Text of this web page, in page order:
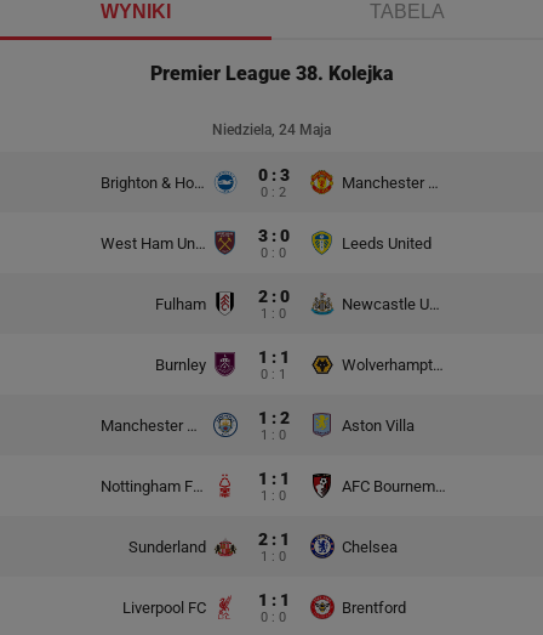
WYNIKI TABELA
Premier League 38. Kolejka
Niedziela, 24 Maja
Brighton & Hove Albion 0 : 3
0 : 2
Manchester United
West Ham United 3 : 0
0 : 0
Leeds United
Fulham 2 : 0
1 : 0
Newcastle United
Burnley 1 : 1
0 : 1
Wolverhampton Wanderers
Manchester City 1 : 2
1 : 0
Aston Villa
Nottingham Forest 1 : 1
1 : 0
AFC Bournemouth
Sunderland 2 : 1
1 : 0
Chelsea
Liverpool FC 1 : 1
0 : 0
Brentford